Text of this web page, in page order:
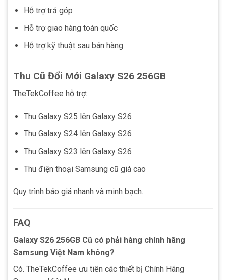
Hỗ trợ trả góp
Hỗ trợ giao hàng toàn quốc
Hỗ trợ kỹ thuật sau bán hàng
Thu Cũ Đổi Mới Galaxy S26 256GB
TheTekCoffee hỗ trợ:
Thu Galaxy S25 lên Galaxy S26
Thu Galaxy S24 lên Galaxy S26
Thu Galaxy S23 lên Galaxy S26
Thu điện thoại Samsung cũ giá cao
Quy trình báo giá nhanh và minh bạch.
FAQ
Galaxy S26 256GB Cũ có phải hàng chính hãng
Samsung Việt Nam không?
Có. TheTekCoffee ưu tiên các thiết bị Chính Hãng